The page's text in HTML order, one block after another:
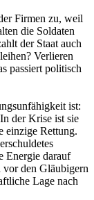
Firmen zu, weil
die Soldaten
der Staat auch
Verlieren
passiert politisch
ist:
der Krise ist sie
einzige Rettung.
Energie darauf
vor den Gläubigern
Lage nach